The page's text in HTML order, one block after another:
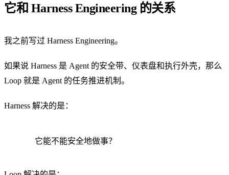
它和 Harness Engineering 的关系
我之前写过 Harness Engineering。
如果说 Harness 是 Agent 的安全带、仪表盘和执行外壳，那么
Loop 就是 Agent 的任务推进机制。
Harness 解决的是：
它能不能安全地做事？